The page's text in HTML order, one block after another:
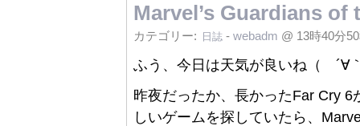
Marvel’s Guardians of
カテゴリー: 日誌 - webadm @ 13時40分
ふう、今日は天気が良いね（ ´∀
昨夜だったか、長かったFar Cry
しいゲームを探していたら、